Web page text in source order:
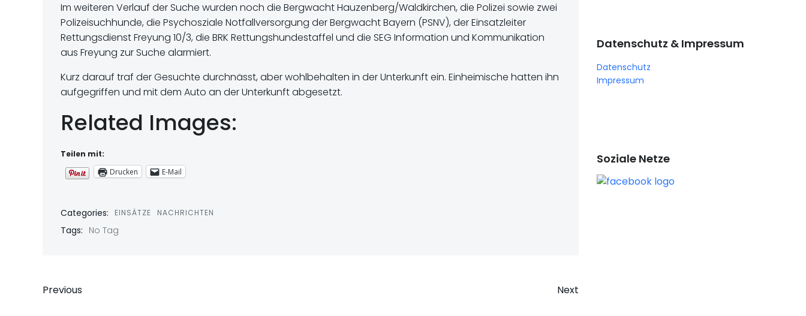
Im weiteren Verlauf der Suche wurden noch die Bergwacht Hauzenberg/Waldkirchen, die Polizei sowie zwei
Polizeisuchhunde, die Psychosziale Notfallversorgung der Bergwacht Bayern (PSNV), der Einsatzleiter
Rettungsdienst Freyung 10/3, die BRK Rettungshundestaffel und die SEG Information und Kommunikation
aus Freyung zur Suche alarmiert.
Kurz darauf traf der Gesuchte durchnässt, aber wohlbehalten in der Unterkunft ein. Einheimische hatten ihn
aufgegriffen und mit dem Auto an der Unterkunft abgesetzt.
Related Images:
Teilen mit:
Drucken
E-Mail
Categories: EINSÄTZE NACHRICHTEN
Tags: No Tag
Beitragsnavigation
Previous Next
Datenschutz & Impressum
Datenschutz
Impressum
Soziale Netze